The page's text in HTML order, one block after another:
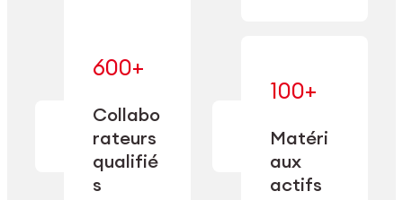
600+
Collabo
rateurs
qualifié
s
expertise
transformée
performance
100+
Matéri
aux
actifs
— maîtrisés
et adaptés
exigences
de chaque
secteur.